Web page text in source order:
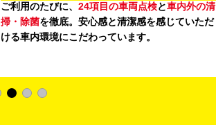
ご利用のたびに、 24項目の車両点検と車内外の清
掃・除菌を徹底。安心感と清潔感を感じていただ
ける車内環境にこだわっています。